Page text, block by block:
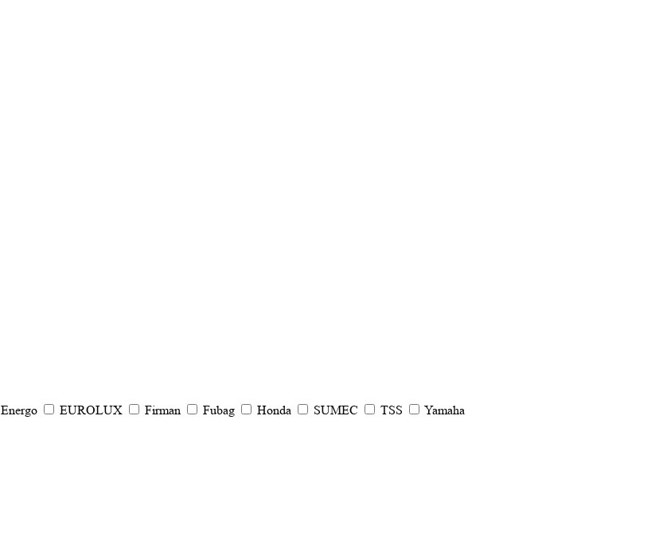
Energo EUROLUX Firman Fubag Honda SUMEC TSS
Yamaha